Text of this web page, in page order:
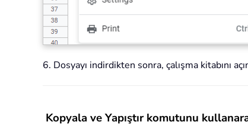
6. Dosyayı indirdikten sonra, çalışma kitabını
Kopyala ve Yapıştır komutunu